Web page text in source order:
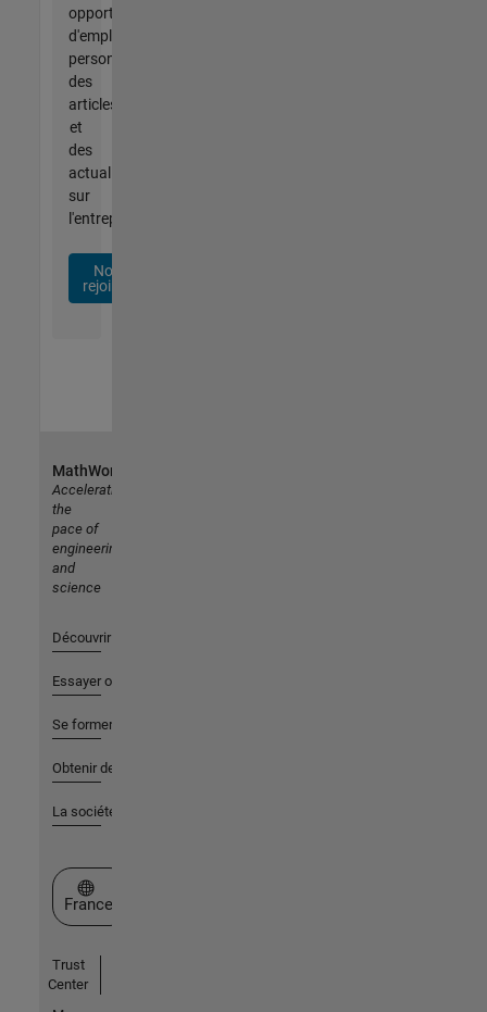
opportunités
d'emploi
personnalisées,
des
articles
et
des
actualités
sur
l'entreprise.
Nous
rejoindre
MathWorks
Accelerating
the
pace of
engineering
and
science
Découvrir les produits
Essayer ou acheter
Se former
Obtenir de l'aide
La société
Sélectionner un site web
France
Trust
Center